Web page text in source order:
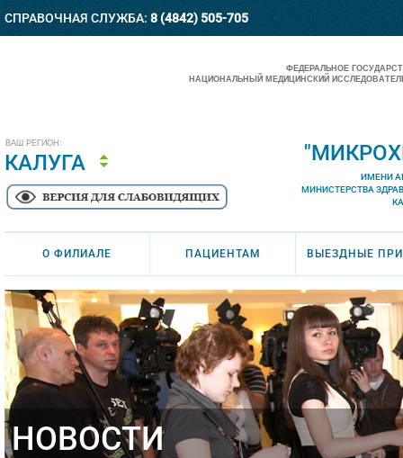
СПРАВОЧНАЯ СЛУЖБА: 8 (4842) 505-705
ВАШ РЕГИОН:
КАЛУГА
ФЕДЕРАЛЬНОЕ
НАЦИОНАЛЬНЫЙ МЕДИЦИНСКИЙ
ИМЕНИ
МИНИСТЕРСТВА
О ФИЛИАЛЕ ПАЦИЕНТАМ ВЫЕЗДНЫЕ
НОВОСТИ